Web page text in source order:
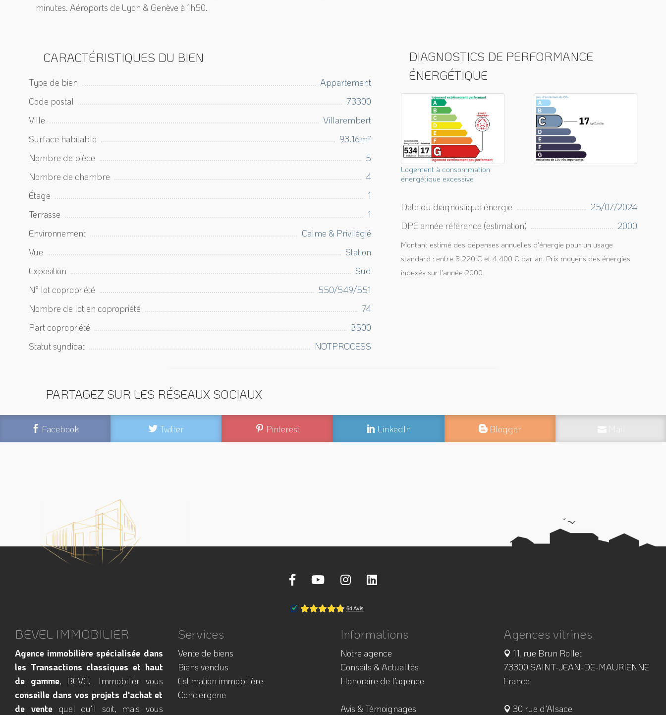
minutes. Aéroports de Lyon & Genève à 1h50.
CARACTÉRISTIQUES DU BIEN
Type de bien
Appartement
Code postal
73300
Ville
Villarembert
Surface habitable
93.16m²
Nombre de pièce
5
Nombre de chambre
4
Étage
1
Terrasse
1
Environnement
Calme & Privilégié
Vue
Station
Exposition
Sud
N° lot copropriété
550/549/551
Nombre de lot en copropriété
74
Part copropriété
3500
Statut syndicat
NOTPROCESS
DIAGNOSTICS DE PERFORMANCE
ÉNERGÉTIQUE
Logement à consommation
énergétique excessive
Date du diagnostique énergie
25/07/2024
DPE année référence (estimation)
2000
Montant estimé des dépenses annuelles d'énergie pour un usage
standard : entre 3 220 € et 4 400 € par an. Prix moyens des énergies
indexés sur l'année 2000.
PARTAGEZ SUR LES RÉSEAUX SOCIAUX
Facebook Twitter Pinterest LinkedIn Blogger
BEVEL IMMOBILIER
Agence immobilière spécialisée dans
les Transactions classiques et haut
de gamme, BEVEL Immobilier vous
conseille dans vos projets d'achat et
de ventequel qu'il soit, mais vous
Services
Vente de biens
Biens vendus
Estimation immobilière
Conciergerie
Informations
Notre agence
Conseils & Actualités
Honoraire de l’agence
Avis & Témoignages
Agences vitrines
11, rue Brun Rollet
73300 SAINT-JEAN-DE-MAURIENNE
France
30 rue d’Alsace